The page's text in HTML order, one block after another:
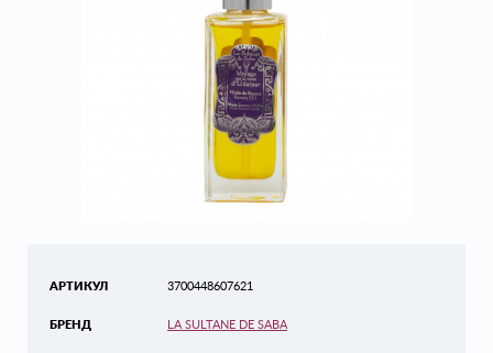
АРТИКУЛ
БРЕНД
3700448607621
LA SULTANE DE SABA